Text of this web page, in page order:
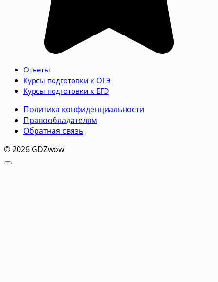
Ответы
Курсы подготовки к ОГЭ
Курсы подготовки к ЕГЭ
Политика конфиденциальности
Правообладателям
Обратная связь
© 2026 GDZwow